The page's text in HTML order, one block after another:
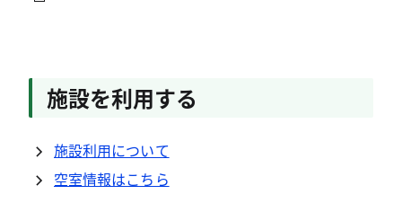
施設を利用する
施設利用について
空室情報はこちら